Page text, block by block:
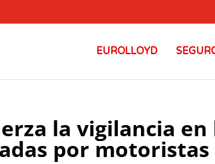
EUROLLOYD
la vigilancia
por motoristas